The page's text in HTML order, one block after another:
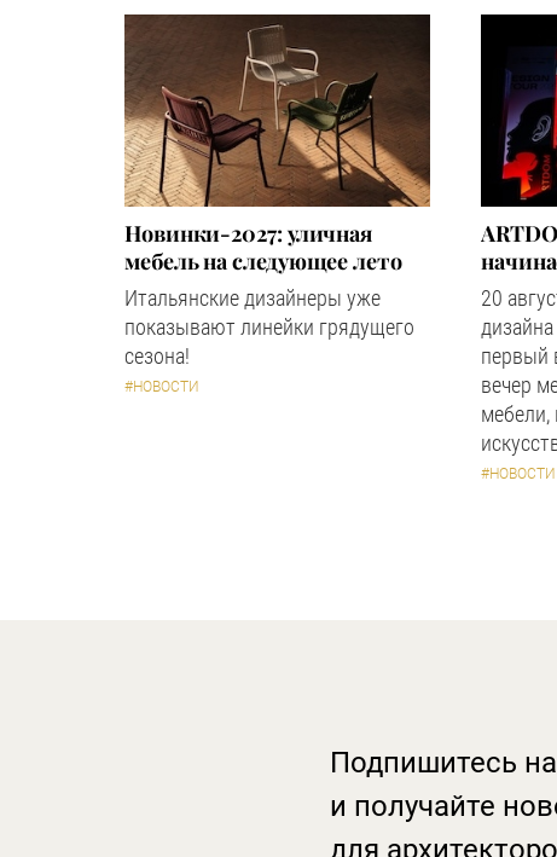
Новинки-2027: уличная
мебель на следующее лето
Итальянские дизайнеры уже
показывают линейки грядущего
сезона!
#НОВОСТИ
20
первый
вечер
мебели,
#НОВОСТИ
Подпишитесь
и получайте
для